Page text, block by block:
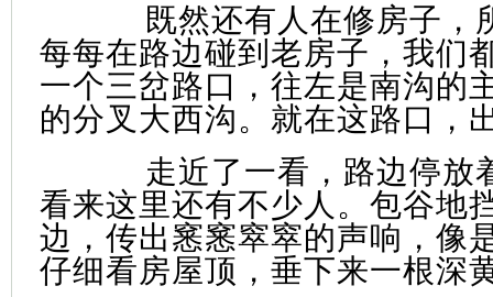
既然还有人在修房子，
每每在路边碰到老房子，我们
一个三岔路口，往左是南沟的
的分叉大西沟。就在这路口，
走近了一看，路边停放
看来这里还有不少人。包谷地
边，传出窸窸窣窣的声响，像
仔细看房屋顶，垂下来一根深